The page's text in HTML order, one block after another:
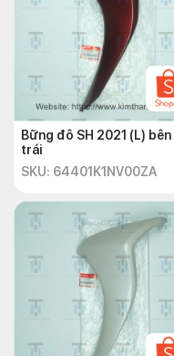
Bững đô SH 2021 (L) bên
trái
SKU: 64401K1NV00ZA